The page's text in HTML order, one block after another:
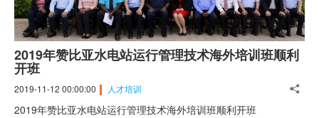
2019年赞比亚水电站运行管理技术海外培训班顺利
开班
2019-11-12 00:00:00 人才培训
2019年赞比亚水电站运行管理技术海外培训班顺利开班